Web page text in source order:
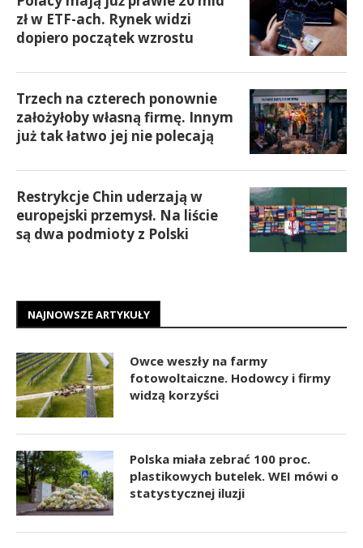
zł w ETF-ach. Rynek widzi
dopiero początek wzrostu
Trzech na czterech ponownie
założyłoby własną firmę. Innym
już tak łatwo jej nie polecają
Restrykcje Chin uderzają w
europejski przemysł. Na liście
są dwa podmioty z Polski
NAJNOWSZE ARTYKUŁY
Owce weszły na farmy
fotowoltaiczne. Hodowcy i firmy
widzą korzyści
Polska miała zebrać 100 proc.
plastikowych butelek. WEI mówi o
statystycznej iluzji